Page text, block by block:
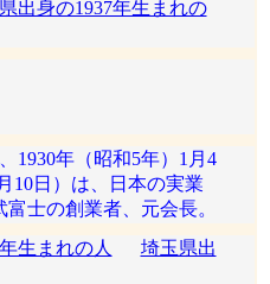
出身の1937年生まれの
1930年（昭和5年）1月4
10日）は、日本の実業
士の創業者、元会長。
生まれの人
埼玉県出